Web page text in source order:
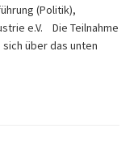
(Politik),
e.V. Die Teilnahme
über das unten